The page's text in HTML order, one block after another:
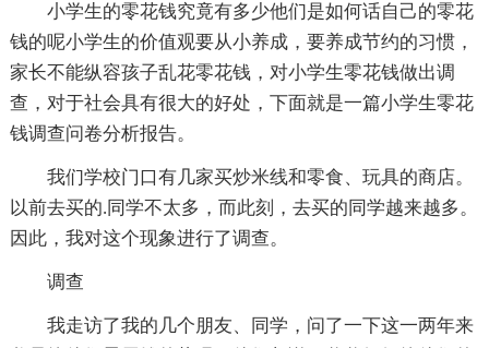
小学生的零花钱究竟有多少他们是如何话自己的零花
钱的呢小学生的价值观要从小养成，要养成节约的习惯，
家长不能纵容孩子乱花零花钱，对小学生零花钱做出调
查，对于社会具有很大的好处，下面就是一篇小学生零花
钱调查问卷分析报告。
我们学校门口有几家买炒米线和零食、玩具的商店。
以前去买的.同学不太多，而此刻，去买的同学越来越多。
因此，我对这个现象进行了调查。
调查
我走访了我的几个朋友、同学，问了一下这一两年来